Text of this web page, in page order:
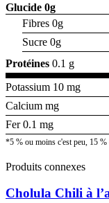
Glucide 0g
Fibres 0g
Sucre 0g
Protéines 0.1 g
Potassium 10 mg
Calcium mg
Fer 0.1 mg
*5 % ou moins c'est peu, 15 %
Produits connexes
Cholula Chili à